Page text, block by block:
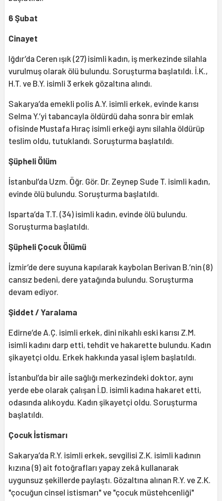
6 Şubat
Cinayet
Iğdır’da Ceren ışık (27) isimli kadın, iş merkezinde silahla
vurulmuş olarak ölü bulundu. Soruşturma başlatıldı. İ.K.,
H.T. ve B.Y. isimli 3 erkek gözaltına alındı.
Sakarya’da emekli polis A.Y. isimli erkek, evinde karısı
Selma Y.’yi tabancayla öldürdü daha sonra bir emlak
ofisinde Mustafa Hıraç isimli erkeği aynı silahla öldürüp
teslim oldu, tutuklandı. Soruşturma başlatıldı.
Şüpheli Ölüm
İstanbul’da Uzm. Öğr. Gör. Dr. Zeynep Sude T. isimli kadın,
evinde ölü bulundu. Soruşturma başlatıldı.
Isparta’da T.T. (34) isimli kadın, evinde ölü bulundu.
Soruşturma başlatıldı.
Şüpheli Çocuk Ölümü
İzmir’de dere suyuna kapılarak kaybolan Berivan B.’nin (8)
cansız bedeni, dere yatağında bulundu. Soruşturma
devam ediyor.
Şiddet / Yaralama
Edirne’de A.Ç. isimli erkek, dini nikahlı eski karısı Z.M.
isimli kadını darp etti, tehdit ve hakarette bulundu. Kadın
şikayetçi oldu. Erkek hakkında yasal işlem başlatıldı.
İstanbul’da bir aile sağlığı merkezindeki doktor, aynı
yerde ebe olarak çalışan İ.D. isimli kadına hakaret etti,
odasında alıkoydu. Kadın şikayetçi oldu. Soruşturma
başlatıldı.
Çocuk İstismarı
Sakarya’da R.Y. isimli erkek, sevgilisi Z.K. isimli kadının
kızına (9) ait fotoğrafları yapay zekâ kullanarak
uygunsuz şekillerde paylaştı. Gözaltına alınan R.Y. ve Z.K.
"çocuğun cinsel istismarı" ve "çocuk müstehcenliği"